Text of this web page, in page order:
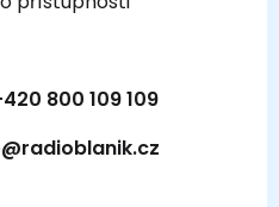
800 109 109